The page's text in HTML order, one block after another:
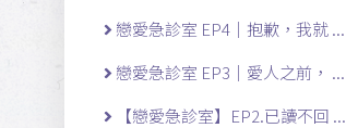
戀愛急診室 EP4｜抱歉，我就 ...
戀愛急診室 EP3｜愛人之前， ...
【戀愛急診室】EP2.已讀不回 ...